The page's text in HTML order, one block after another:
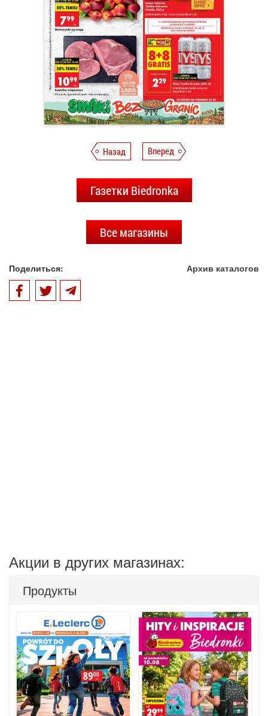
Назад Вперед
Газетки Biedronka
Все магазины
Поделиться: Архив каталогов
Акции в других магазинах:
Продукты